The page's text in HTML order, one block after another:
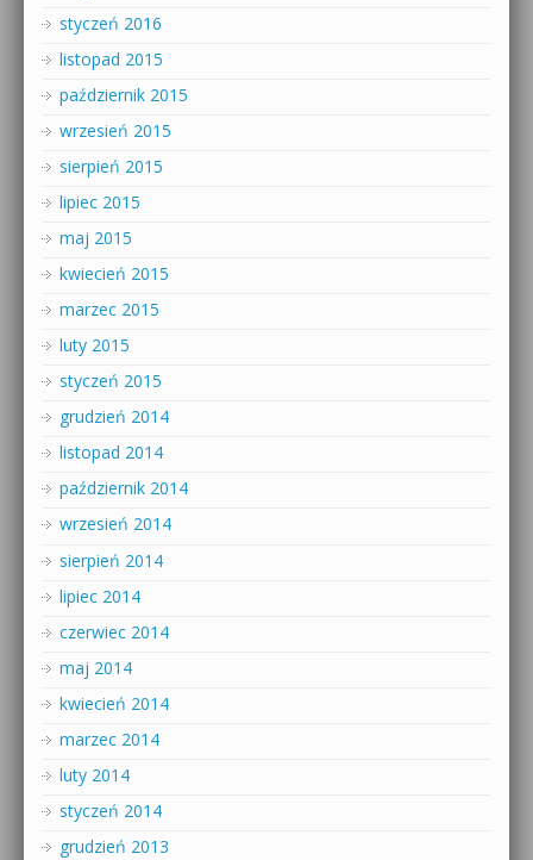
styczeń 2016
listopad 2015
październik 2015
wrzesień 2015
sierpień 2015
lipiec 2015
maj 2015
kwiecień 2015
marzec 2015
luty 2015
styczeń 2015
grudzień 2014
listopad 2014
październik 2014
wrzesień 2014
sierpień 2014
lipiec 2014
czerwiec 2014
maj 2014
kwiecień 2014
marzec 2014
luty 2014
styczeń 2014
grudzień 2013